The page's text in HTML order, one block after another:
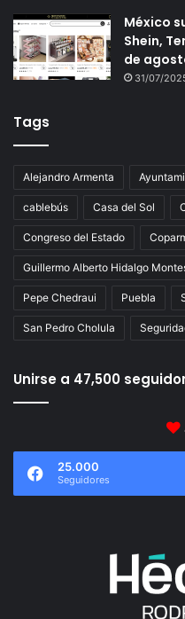
México
Shein,
de
31/07/
Tags
Alejandro Armenta
cablebús Casa del Sol
Congreso del Estado
Guillermo Alberto Hidalgo
Pepe Chedraui Puebla
San Pedro Cholula
Unirse a 47,500
25.000
Seguidores